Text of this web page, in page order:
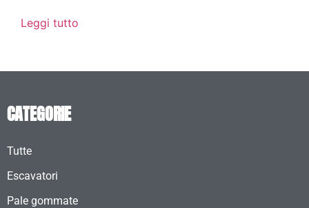
Leggi tutto
CATEGORIE
Tutte
Escavatori
Pale gommate